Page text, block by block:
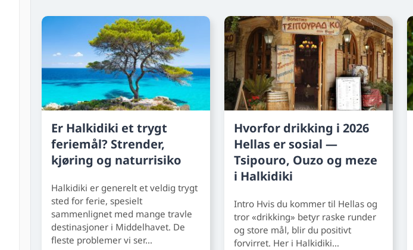
Er Halkidiki et trygt
feriemål? Strender,
kjøring og naturrisiko
Halkidiki er generelt et veldig trygt
sted for ferie, spesielt
sammenlignet med mange travle
destinasjoner i Middelhavet. De
fleste problemer vi ser…
Hvorfor drikking i 2026
Hellas er sosial —
Tsipouro, Ouzo og meze
i Halkidiki
Intro Hvis du kommer til Hellas og
tror «drikking» betyr raske runder
og store mål, blir du positivt
forvirret. Her i Halkidiki…